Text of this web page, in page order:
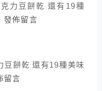
力豆餅乾 還有19種
發佈留言
豆餅乾 還有19種美味
留言